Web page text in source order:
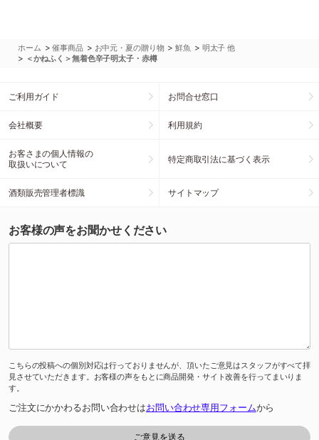
ホーム >催事商品 > お中元・夏の贈り物 >鮮魚 > 明太子 他
> ＜かねふく＞無着色辛子明太子・赤樽
ご利用ガイド お問合せ窓口
会社概要 利用規約
お客さまの個人情報の
取扱いについて
特定商取引法に基づく表示
酒類販売管理者標識 サイトマップ
お客様の声をお聞かせください
こちらの投稿への個別対応は行っておりませんが、頂いたご意見はスタッフがすべて拝
見させていただきます。お客様の声をもとに商品開発・サイト改善を行ってまいりま
す。
ご注文にかかわるお問い合わせはお問い合わせ専用フォームから